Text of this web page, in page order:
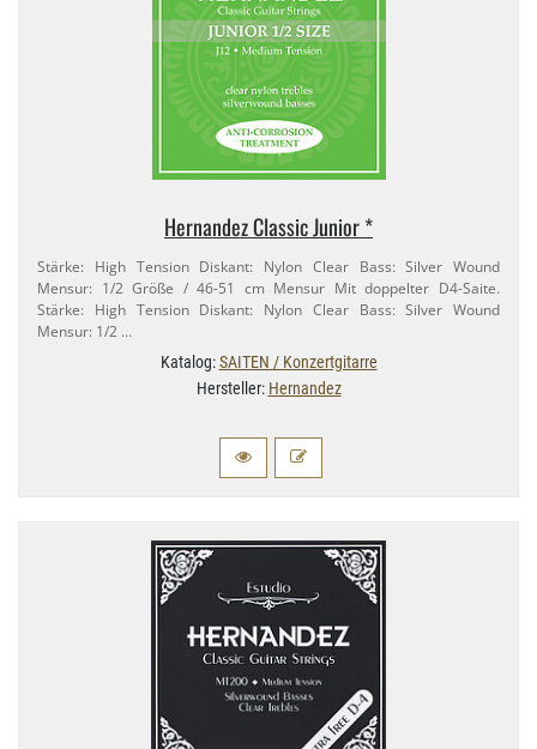
Hernandez Classic Junior *
Stärke: High Tension Diskant: Nylon Clear Bass: Silver Wound
Mensur: 1/​2 Größe / 46-​51 cm Mensur Mit doppelter D4-​Saite.
Stärke: High Tension Diskant: Nylon Clear Bass: Silver Wound
Mensur: 1/​2 …
Katalog:SAITEN / Konzertgitarre
Hersteller: Hernandez